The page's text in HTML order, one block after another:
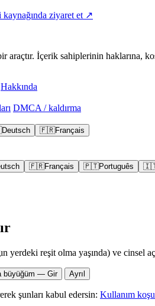
ziyaret et ↗
İçerik sahiplerinin haklarına,
Hakkında
DMCA / kaldırma
Deutsch 🇫🇷Français
🇫🇷Français 🇵🇹Português
yerdeki reşit olma yaşında) ve cinsel
büyüğüm — Gir Ayrıl
şunları kabul edersin: Kullanım